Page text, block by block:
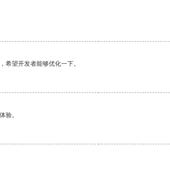
希望开发者能够优化一下。
验。